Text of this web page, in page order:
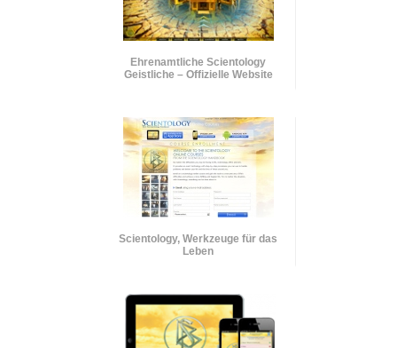
Ehrenamtliche Scientology
Geistliche – Offizielle Website
Scientology, Werkzeuge für das
Leben